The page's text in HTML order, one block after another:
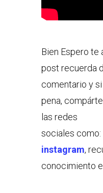
Bien Espero te
post recuerda
comentario y
pena,
las redes
sociales como:
instagram,
conocimiento